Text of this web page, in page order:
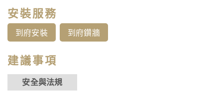
安裝服務
到府安裝 到府鑽牆
建議事項
安全與法規